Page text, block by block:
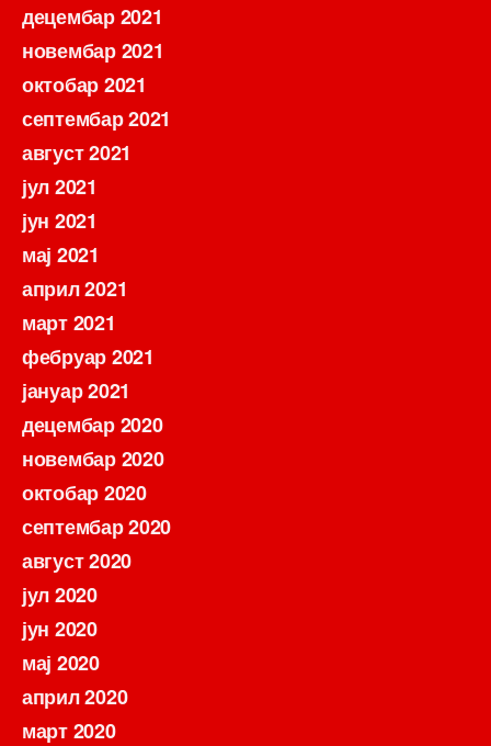
децембар 2021
новембар 2021
октобар 2021
септембар 2021
август 2021
јул 2021
јун 2021
мај 2021
април 2021
март 2021
фебруар 2021
јануар 2021
децембар 2020
новембар 2020
октобар 2020
септембар 2020
август 2020
јул 2020
јун 2020
мај 2020
април 2020
март 2020